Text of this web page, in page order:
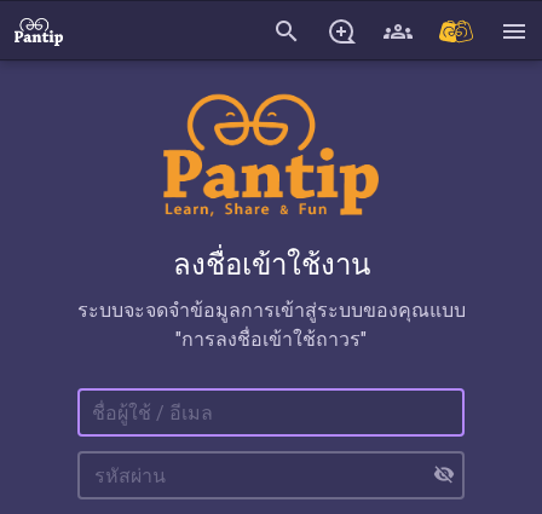
search menu
ลงชื่อเข้าใช้งาน
ระบบจะจดจำข้อมูลการเข้าสู่ระบบของคุณแบบ
"การลงชื่อเข้าใช้ถาวร"
visibility_off